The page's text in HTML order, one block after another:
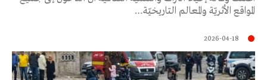
المواقع الأثريّة والمعالم التاريخيّة…
2026-04-18